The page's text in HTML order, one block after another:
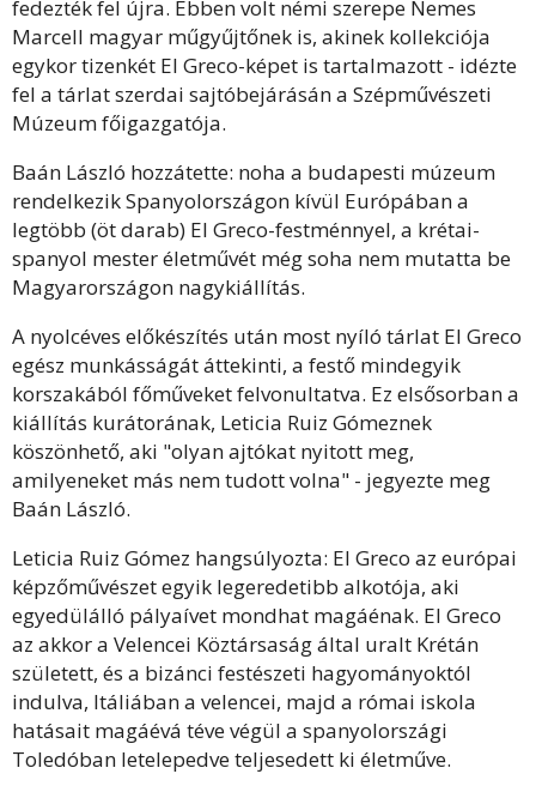
fedezték fel újra. Ebben volt némi szerepe Nemes
Marcell magyar műgyűjtőnek is, akinek kollekciója
egykor tizenkét El Greco-képet is tartalmazott - idézte
fel a tárlat szerdai sajtóbejárásán a Szépművészeti
Múzeum főigazgatója.
Baán László hozzátette: noha a budapesti múzeum
rendelkezik Spanyolországon kívül Európában a
legtöbb (öt darab) El Greco-festménnyel, a krétai-
spanyol mester életművét még soha nem mutatta be
Magyarországon nagykiállítás.
A nyolcéves előkészítés után most nyíló tárlat El Greco
egész munkásságát áttekinti, a festő mindegyik
korszakából főműveket felvonultatva. Ez elsősorban a
kiállítás kurátorának, Leticia Ruiz Gómeznek
köszönhető, aki "olyan ajtókat nyitott meg,
amilyeneket más nem tudott volna" - jegyezte meg
Baán László.
Leticia Ruiz Gómez hangsúlyozta: El Greco az európai
képzőművészet egyik legeredetibb alkotója, aki
egyedülálló pályaívet mondhat magáénak. El Greco
az akkor a Velencei Köztársaság által uralt Krétán
született, és a bizánci festészeti hagyományoktól
indulva, Itáliában a velencei, majd a római iskola
hatásait magáévá téve végül a spanyolországi
Toledóban letelepedve teljesedett ki életműve.